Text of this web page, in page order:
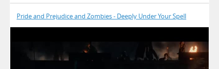
Pride and Prejudice and Zombies - Deeply Under Your Spell